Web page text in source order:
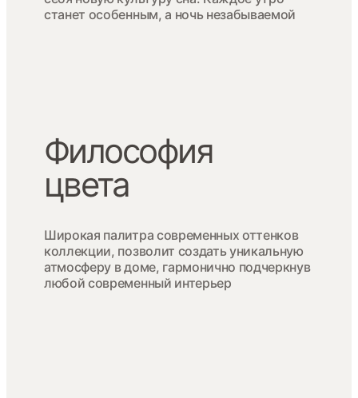
станет особенным, а ночь незабываемой
Философия
цвета
Широкая палитра современных оттенков
коллекции, позволит создать уникальную
атмосферу в доме, гармонично подчеркнув
любой современный интерьер